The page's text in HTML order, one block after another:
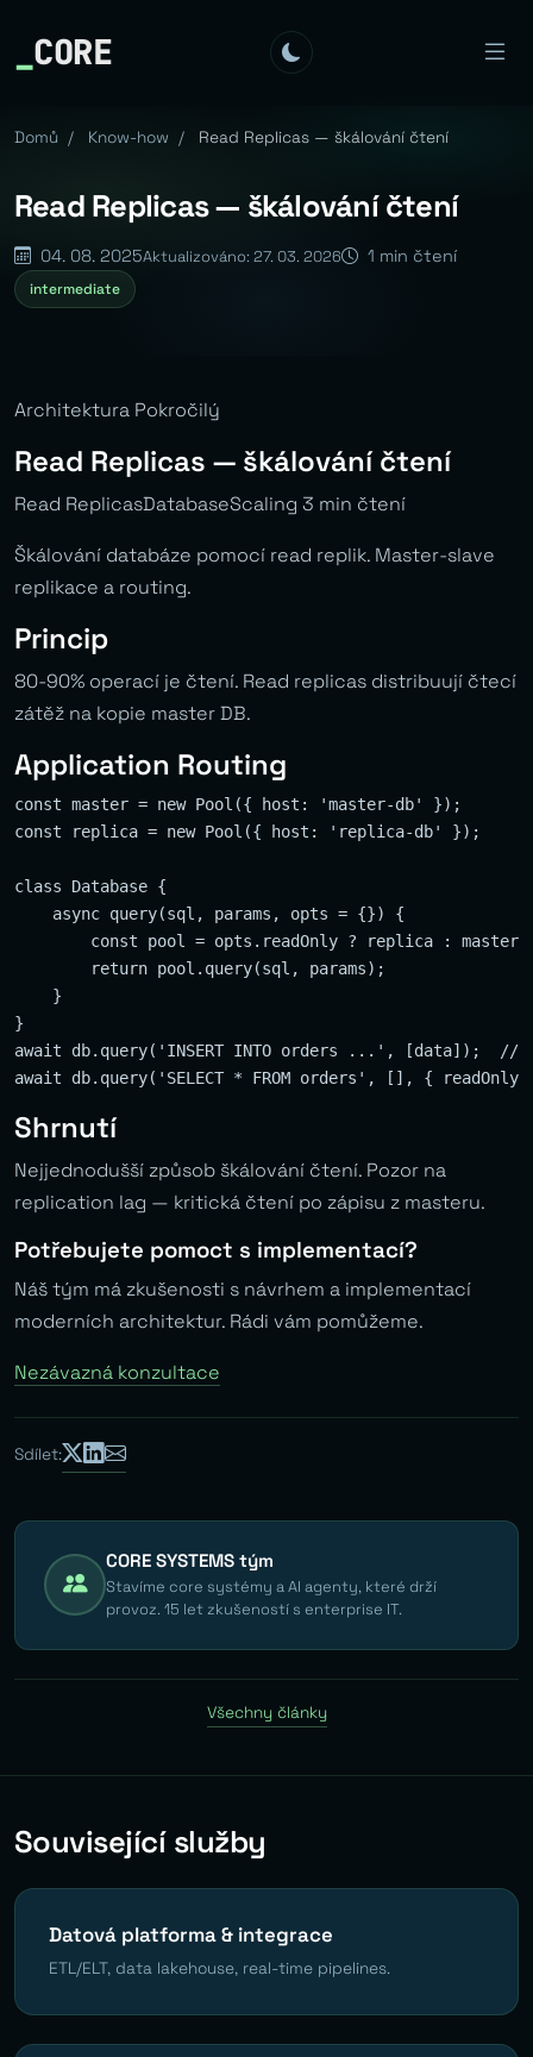
_CORE
Domů / Know-how / Read Replicas — škálování čtení
Read Replicas — škálování čtení
04. 08. 2025Aktualizováno: 27. 03. 2026 1 min čtení
intermediate
Architektura Pokročilý
Read Replicas — škálování čtení
Read ReplicasDatabaseScaling 3 min čtení
Škálování databáze pomocí read replik. Master-slave
replikace a routing.
Princip
80-90% operací je čtení. Read replicas distribuují čtecí
zátěž na kopie master DB.
Application Routing
const master = new Pool({ host: 'master-db' });
const replica = new Pool({ host: 'replica-db' });
class Database {
    async query(sql, params, opts = {}) {
        const pool = opts.readOnly ? replica : master;
        return pool.query(sql, params);
    }
}
await db.query('INSERT INTO orders ...', [data]);  //
Shrnutí
Nejjednodušší způsob škálování čtení. Pozor na
replication lag — kritická čtení po zápisu z masteru.
Potřebujete pomoct s implementací?
Náš tým má zkušenosti s návrhem a implementací
moderních architektur. Rádi vám pomůžeme.
Nezávazná konzultace
Sdílet:
CORE SYSTEMS tým
Stavíme core systémy a AI agenty, které drží
provoz. 15 let zkušeností s enterprise IT.
Všechny články
Související služby
Datová platforma & integrace
ETL/ELT, data lakehouse, real-time pipelines.